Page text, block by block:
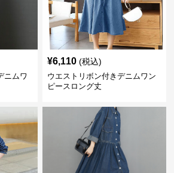
ニムワ
¥6,110 (税込)
ウエストリボン付きデニムワン
ピースロング丈